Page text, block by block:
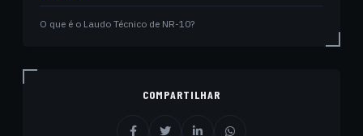
O que é o Laudo Técnico de NR-10?
COMPARTILHAR